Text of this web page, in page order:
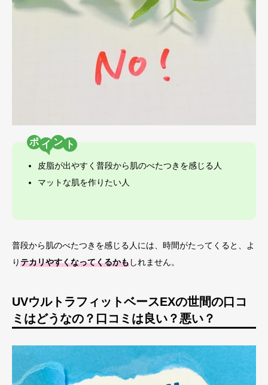
ポ ン
皮脂が出やすく普段から肌のべたつきを感じる人
マットな肌を作りたい人
普段から肌のべたつきを感じる人には、時間がたってくると、よ
りテカリやすくなってくるかもしれません。
UVウルトラフィットベースEXの世間の口コ
ミはどうなの？口コミは良い？悪い？